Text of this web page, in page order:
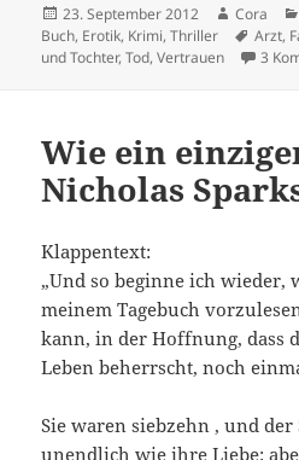
Veröffentlicht
am
23. September 2012 Autor
Cora
Buch, Erotik, Krimi,Thriller Arzt,
und Tochter,Tod,Vertrauen 3
Wie ein
Nicholas
Klappentext:
„Und so beginne ich wieder,
meinem Tagebuch
kann, in der Hoffnung, dass
Leben beherrscht, noch
Sie waren siebzehn , und der
unendlich wie ihre Liebe: